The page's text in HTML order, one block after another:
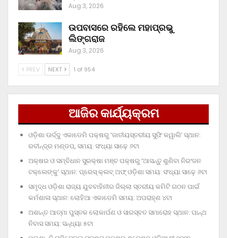
Aug 3, 2026
ଉପବାସରେ ରହିଲେ ମହାପ୍ରଭୁ
ଲିଙ୍ଗରାଜ
Aug 3, 2026
PREV NEXT 1 of 954
ଆଜିର କାର୍ଯ୍ୟକ୍ରମ
ଓଡ଼ିଶା ଊର୍ଦ୍ଦୁ ଏକାଡେମି ପକ୍ଷରୁ ‘ଜାତୀୟସ୍ତରୀୟ ସୁଫି କୱାଲି’ ସ୍ଥାନ:
ରବୀନ୍ଦ୍ର ମଣ୍ଡପ, ସମୟ: ସଂଧ୍ୟା ସାଢ଼େ ୬ଟା
ଅକ୍ଷର ଓ ସମ୍ବିଧାନ ସୁରକ୍ଷା ମଞ୍ଚ ପକ୍ଷରୁ ‘ଆସନ୍ତୁ ଶୁଣିବା ନିରଂଜନ
ଟକ୍‌ଲେଙ୍କୁ’ ସ୍ଥାନ: ପ୍ରେସ୍‌ କ୍ଲବ୍‌ ଅଫ୍‌ ଓଡ଼ିଶା ସମୟ: ସଂଧ୍ୟା ସାଢ଼େ ୬ଟା
ସମୃଦ୍ଧ ଓଡ଼ିଶା ରାଜ୍ୟ ଯୁବବାହିନୀର ଜିଲ୍ଲା ସ୍ତରୀୟ କମିଟି ଗଠନ ପାଇଁ
କର୍ମଶାଳା ସ୍ଥାନ: ଲୋହିଆ ଏକାଡେମି ସମୟ: ଅପରାହ୍‌ଣ ୪ଟା
ଅଶାନ୍ତ ଆତ୍ମା ପୁସ୍ତକ ଲୋକାର୍ପଣ ଓ ସାରସ୍ବତ ସମାରୋହ ସ୍ଥାନ: ପାନ୍ଥ
ନିବାସ ସମୟ: ସନ୍ଧ୍ୟା ୫ଟା